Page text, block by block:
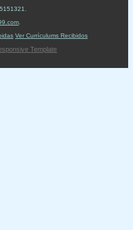
Ver Currículums Recibidos
Template